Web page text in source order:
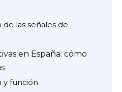
de las señales de
en España: cómo
y función